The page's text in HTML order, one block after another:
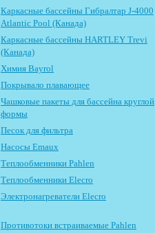
Каркасные бассейны Гибралтар J-4000
Atlantic Pool (Канада)
Каркасные бассейны HARTLEY Trevi
(Канада)
Химия Bayrol
Покрывало плавающее
Чашковые пакеты для бассейна круглой
формы
Песок для фильтра
Насосы Emaux
Теплообменники Pahlen
Теплообменники Elecro
Электронагреватели Elecro
Противотоки встраиваемые Pahlen